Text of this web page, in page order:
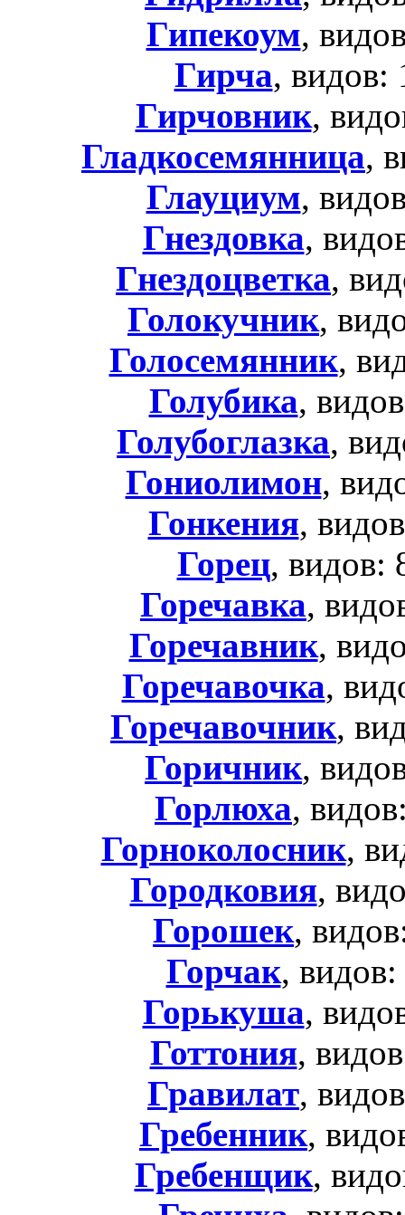
Гипекоум,
Гирча, видов:
Гирчовник,
Гладкосемянница,
Глауциум,
Гнездовка,
Гнездоцветка,
Голокучник,
Голосемянник,
Голубика,
Голубоглазка,
Гониолимон,
Гонкения,
Горец, видов:
Горечавка,
Горечавник,
Горечавочка,
Горечавочник,
Горичник,
Горлюха,
Горноколосник,
Городковия,
Горошек,
Горчак,
Горькуша,
Готтония,
Гравилат,
Гребенник,
Гребенщик,